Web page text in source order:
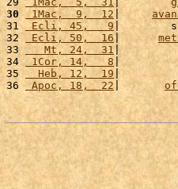
30
1Mac,  9,  12|
31 Ecli, 45,   9 |
32
Ecli, 50,  16|
33
   Mt, 24,  31
|
34 1Cor, 14,   8 |
35
  Heb, 12,  19
36 Apoc, 18,  22 |